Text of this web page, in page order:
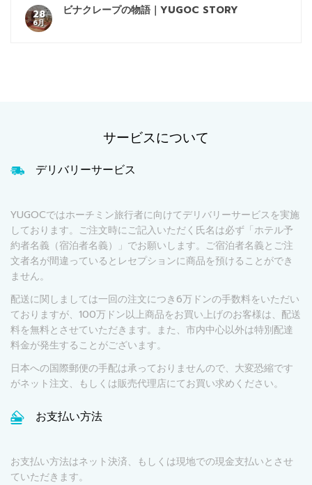
28
6月
ビナクレープの物語｜YUGOC STORY
サービスについて
デリバリーサービス
YUGOCではホーチミン旅行者に向けてデリバリーサービスを実施
しております。ご注文時にご記入いただく氏名は必ず「ホテル予
約者名義（宿泊者名義）」でお願いします。ご宿泊者名義とご注
文者名が間違っているとレセプションに商品を預けることができ
ません。
配送に関しましては一回の注文につき6万ドンの手数料をいただい
ておりますが、100万ドン以上商品をお買い上げのお客様は、配送
料を無料とさせていただきます。また、市内中心以外は特別配達
料金が発生することがございます。
日本への国際郵便の手配は承っておりませんので、大変恐縮です
がネット注文、もしくは販売代理店にてお買い求めください。
お支払い方法
お支払い方法はネット決済、もしくは現地での現金支払いとさせ
ていただきます。